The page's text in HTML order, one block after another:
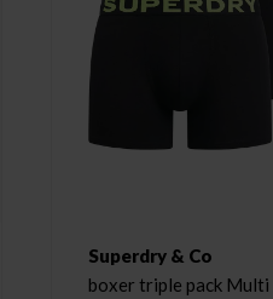
Superdry & Co
boxer triple pack Multi